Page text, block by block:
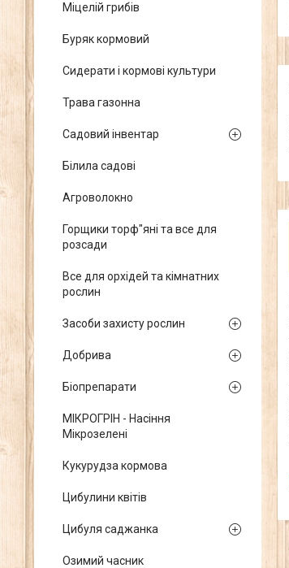
Міцелій грибів
Буряк кормовий
Сидерати і кормові культури
Трава газонна
Садовий інвентар
Білила садові
Агроволокно
Горщики торф"яні та все для
розсади
Все для орхідей та кімнатних
рослин
Засоби захисту рослин
Добрива
Біопрепарати
МІКРОГРІН - Насіння
Мікрозелені
Кукурудза кормова
Цибулини квітів
Цибуля саджанка
Озимий часник